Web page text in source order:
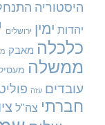
היסטוריה
יהדות ימין ירושלים
כלכלה מאבק
ממשלה
עובדים עזה
חברתי צה"ל